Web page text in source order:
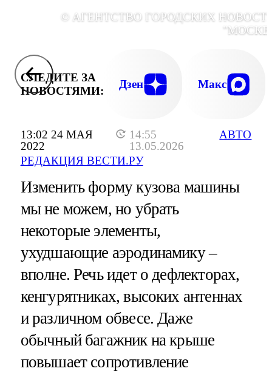
13:02 24 МАЯ
2022
14:55
13.05.2026
РЕДАКЦИЯ ВЕСТИ.РУ
АВТО
© АГЕНТСТВО ГОРОДСКИХ
СЛЕДИТЕ ЗА
НОВОСТЯМИ:
Дзен Макс
Изменить форму кузова машины
мы не можем, но убрать
некоторые элементы,
ухудшающие аэродинамику –
вполне. Речь идет о дефлекторах,
кенгурятниках, высоких антеннах
и различном обвесе. Даже
обычный багажник на крыше
повышает сопротивление